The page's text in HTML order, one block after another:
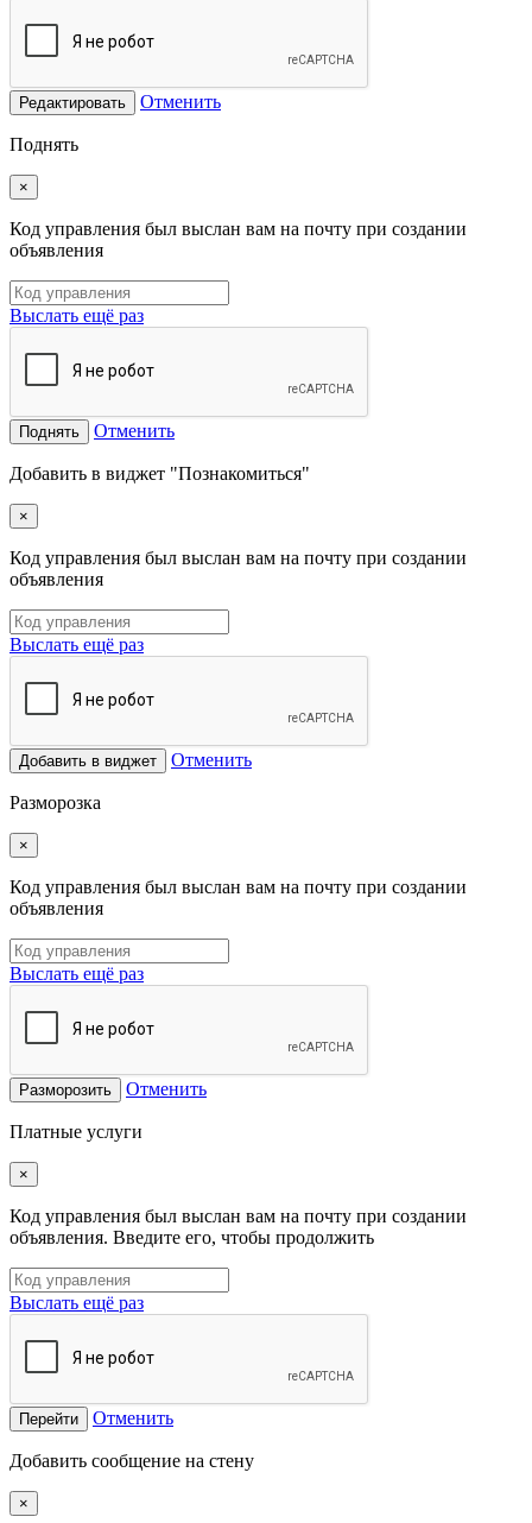
Редактировать Отменить
Поднять
×
Код управления был выслан вам на почту при создании
объявления
Выслать ещё раз
Поднять Отменить
Добавить в виджет "Познакомиться"
×
Код управления был выслан вам на почту при создании
объявления
Выслать ещё раз
Добавить в виджет Отменить
Разморозка
×
Код управления был выслан вам на почту при создании
объявления
Выслать ещё раз
Разморозить Отменить
Платные услуги
×
Код управления был выслан вам на почту при создании
объявления. Введите его, чтобы продолжить
Выслать ещё раз
Перейти Отменить
Добавить сообщение на стену
×